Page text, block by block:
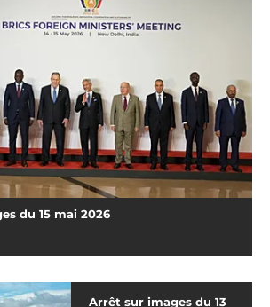
du 15 mai 2026
Arrêt sur images du 13